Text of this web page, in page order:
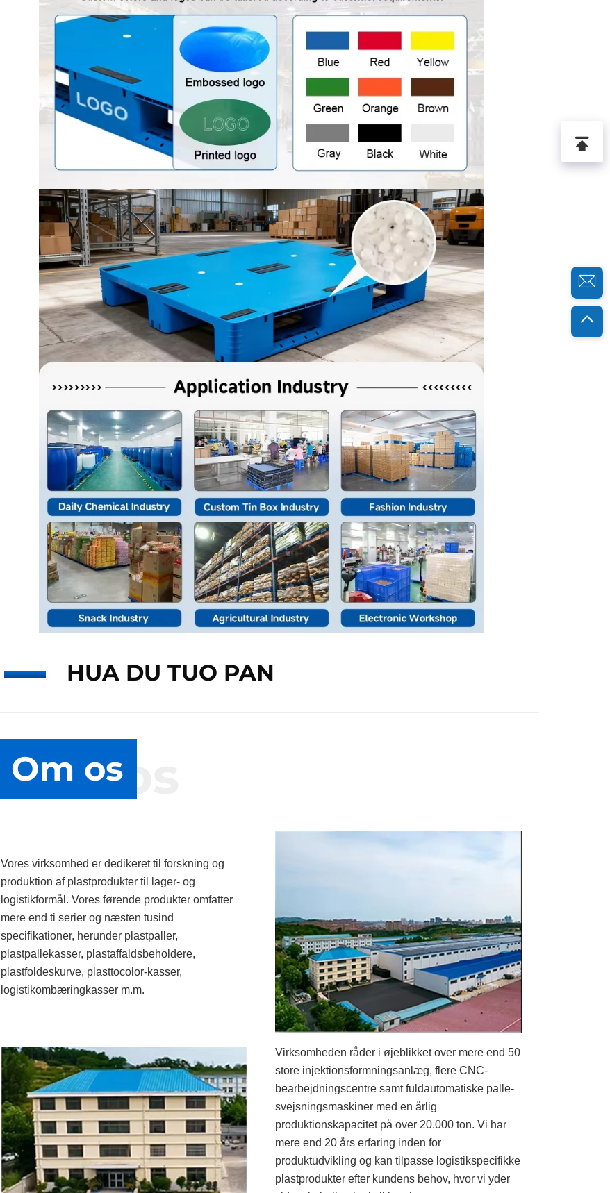
HUA DU TUO PAN
Om os
Om os
Vores virksomhed er dedikeret til forskning og
produktion af plastprodukter til lager- og
logistikformål. Vores førende produkter omfatter
mere end ti serier og næsten tusind
specifikationer, herunder plastpaller,
plastpallekasser, plastaffaldsbeholdere,
plastfoldeskurve, plasttocolor-kasser,
logistikombæringkasser m.m.
Virksomheden råder i øjeblikket over mere end 50
store injektionsformningsanlæg, flere CNC-
bearbejdningscentre samt fuldautomatiske palle-
svejsningsmaskiner med en årlig
produktionskapacitet på over 20.000 ton. Vi har
mere end 20 års erfaring inden for
produktudvikling og kan tilpasse logistikspecifikke
plastprodukter efter kundens behov, hvor vi yder